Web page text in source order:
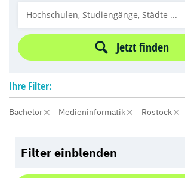
Jetzt finden
Ihre Filter:
Bachelor Medieninformatik Rostock
Filter einblenden